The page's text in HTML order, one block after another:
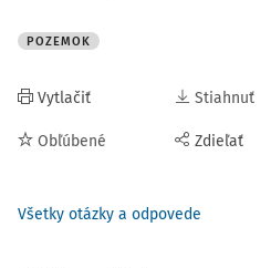
POZEMOK
Vytlačiť
Obľúbené
Stiahnuť
Zdieľať
Všetky otázky a odpovede